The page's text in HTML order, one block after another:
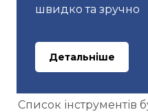
швидко та зручно
Детальніше
Список інструментів